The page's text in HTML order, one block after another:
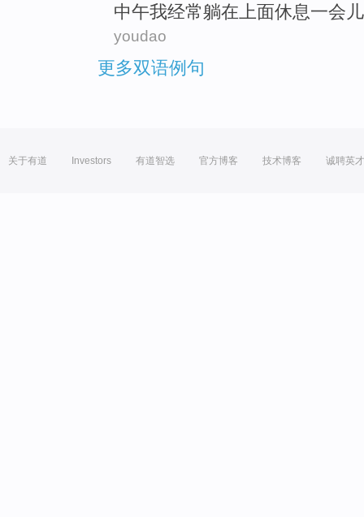
中午我经常躺在上面休息一会
youdao
更多双语例句
关于有道 Investors 有道智选 官方博客 技术博客 诚聘英才